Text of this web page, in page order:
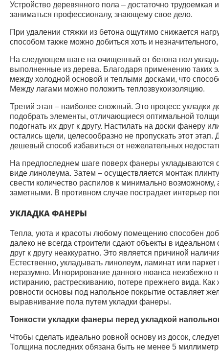
Устройство деревянного пола – достаточно трудоемкая
заниматься профессионалу, знающему свое дело.
При удалении стяжки из бетона ощутимо снижается
способом также можно добиться хоть и
На следующем шаге на очищенный от бетона пол
выполненные из дерева. Благодаря применению таких
между холодной основой и теплыми досками, что
Между лагами можно положить теплозвукоизоляцию.
Третий этап – наиболее сложный. Это процесс укладки
подобрать элементы, отличающиеся оптимальной
подогнать их друг к другу. Настилать на доски фанеру
остались щели, целесообразно не пропускать этот
дешевый способ избавиться от нежелательных
На предпоследнем шаге поверх фанеры укладываются
виде линолеума. Затем – осуществляется монтаж
свести количество распилов к минимально
заметными. В противном случае пострадает интерьер
УКЛАДКА ФАНЕРЫ
Тепла, уюта и красоты любому помещению способен
далеко не всегда строители сдают объекты в
друг к другу неаккуратно. Это является причиной
Естественно, укладывать линолеум, ламинат или
неразумно. Игнорирование данного нюанса неизбежно
истиранию, растрескиванию, потере прежнего вида. Как
ровности основы под напольное покрытие оставляет
выравнивание пола путем укладки фанеры.
Тонкости укладки фанеры перед укладкой
Чтобы сделать идеально ровной основу из досок,
Толщина последних обязана быть не менее 5